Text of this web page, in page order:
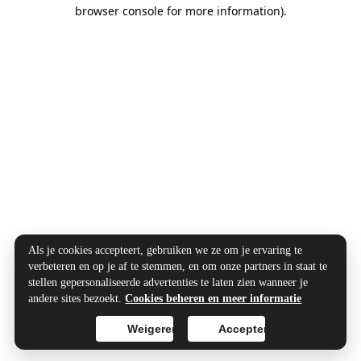
browser console for more information).
Als je cookies accepteert, gebruiken we ze om je ervaring te
verbeteren en op je af te stemmen, en om onze partners in staat te
stellen gepersonaliseerde advertenties te laten zien wanneer je
andere sites bezoekt.Cookies beheren en meer informatie
Accepteren
Weigeren